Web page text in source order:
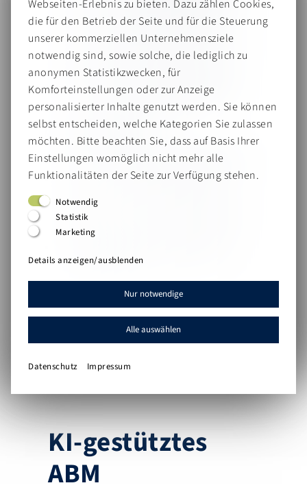
über 30 Jahren für zielgerichtetes,
erfolgreiches Marketing. Als strategischer
Partner denken wir nicht nur
kanalübergreifend, sondern immer aus
Sicht der Kunden – präzise, nachhaltig
und mit echter Vertriebspower.
Mit uns setzt Du auf:
Erfahrung im Mittelstand & Tech-Sektor
Effiziente Umsetzung mit starken
Partnern
Praxisnahe Insights statt theoretischer
Konzepte
messbarem ROI
KI-gestütztes
ABM
Webseiten-Erlebnis zu bieten. Dazu zählen Cookies,
die für den Betrieb der Seite und für die Steuerung
unserer kommerziellen Unternehmensziele
notwendig sind, sowie solche, die lediglich zu
anonymen Statistikzwecken, für
Komforteinstellungen oder zur Anzeige
personalisierter Inhalte genutzt werden. Sie können
selbst entscheiden, welche Kategorien Sie zulassen
möchten. Bitte beachten Sie, dass auf Basis Ihrer
Einstellungen womöglich nicht mehr alle
Funktionalitäten der Seite zur Verfügung stehen.
Notwendig
Statistik
Marketing
Details anzeigen/ausblenden
Nur notwendige
Alle auswählen
Datenschutz Impressum